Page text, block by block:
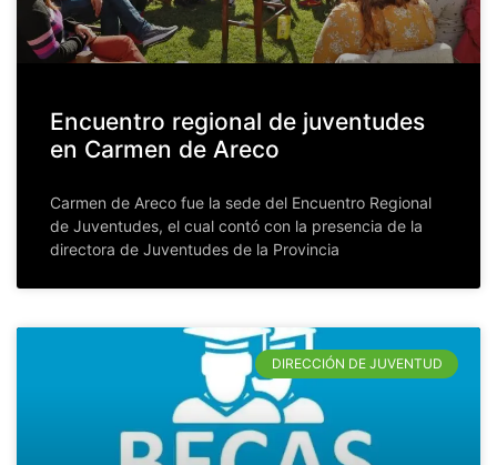
Encuentro regional de juventudes
en Carmen de Areco
Carmen de Areco fue la sede del Encuentro Regional
de Juventudes, el cual contó con la presencia de la
directora de Juventudes de la Provincia
DIRECCIÓN DE JUVENTUD